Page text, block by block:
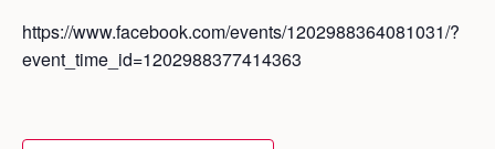
https://www.facebook.com/events/1202988364081031/?
event_time_id=1202988377414363